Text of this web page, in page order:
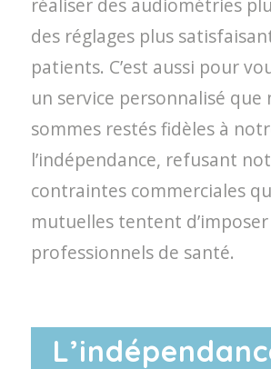
réaliser des audiométries
des réglages plus
patients. C’est aussi pour
un service personnalisé que
sommes restés fidèles à
l’indépendance, refusant
contraintes commerciales
mutuelles tentent
professionnels de santé.